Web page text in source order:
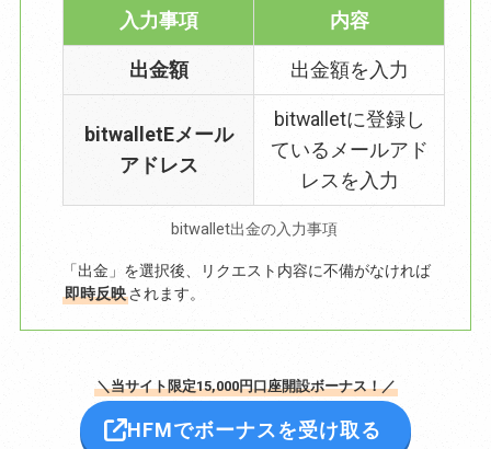
入力事項 内容
出金額 出金額を入力
bitwalletEメール
アドレス
bitwalletに登録し
ているメールアド
レスを入力
bitwallet出金の入力事項
「出金」を選択後、リクエスト内容に不備がなければ
即時反映されます。
＼当サイト限定15,000円口座開設ボーナス！／
HFMでボーナスを受け取る